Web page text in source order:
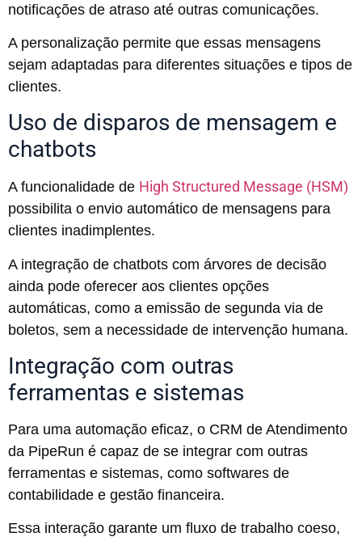
notificações de atraso até outras comunicações.
A personalização permite que essas mensagens
sejam adaptadas para diferentes situações e tipos de
clientes.
Uso de disparos de mensagem e
chatbots
A funcionalidade de High Structured Message (HSM)
possibilita o envio automático de mensagens para
clientes inadimplentes.
A integração de chatbots com árvores de decisão
ainda pode oferecer aos clientes opções
automáticas, como a emissão de segunda via de
boletos, sem a necessidade de intervenção humana.
Integração com outras
ferramentas e sistemas
Para uma automação eficaz, o CRM de Atendimento
da PipeRun é capaz de se integrar com outras
ferramentas e sistemas, como softwares de
contabilidade e gestão financeira.
Essa interação garante um fluxo de trabalho coeso,